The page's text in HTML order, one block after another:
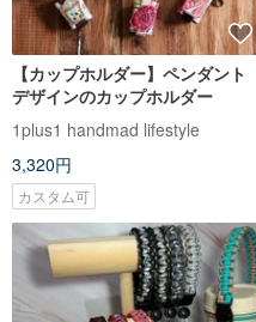
【カップホルダー】ペンダント
デザインのカップホルダー
1plus1 handmad lifestyle
3,320円
カスタム可